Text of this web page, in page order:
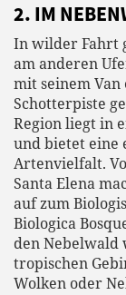
2. IM
In wilder Fahrt
am anderen
mit seinem
Schotterpiste
Region liegt in
und bietet eine
Artenvielfalt.
Santa Elena
auf zum
Biologica
den Nebelwald
tropischen
Wolken oder